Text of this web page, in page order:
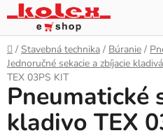
Prejsť
na
obsah
Domov
/ Stavebná technika / Búranie /
Jednoručné sekacie a zbíjacie kladivá
TEX 03PS KIT
Pneumatické
kladivo TEX